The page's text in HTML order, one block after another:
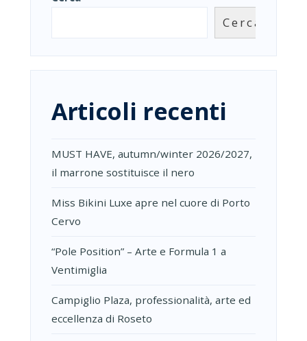
Cerca
Articoli recenti
MUST HAVE, autumn/winter 2026/2027,
il marrone sostituisce il nero
Miss Bikini Luxe apre nel cuore di Porto
Cervo
“Pole Position” – Arte e Formula 1 a
Ventimiglia
Campiglio Plaza, professionalità, arte ed
eccellenza di Roseto